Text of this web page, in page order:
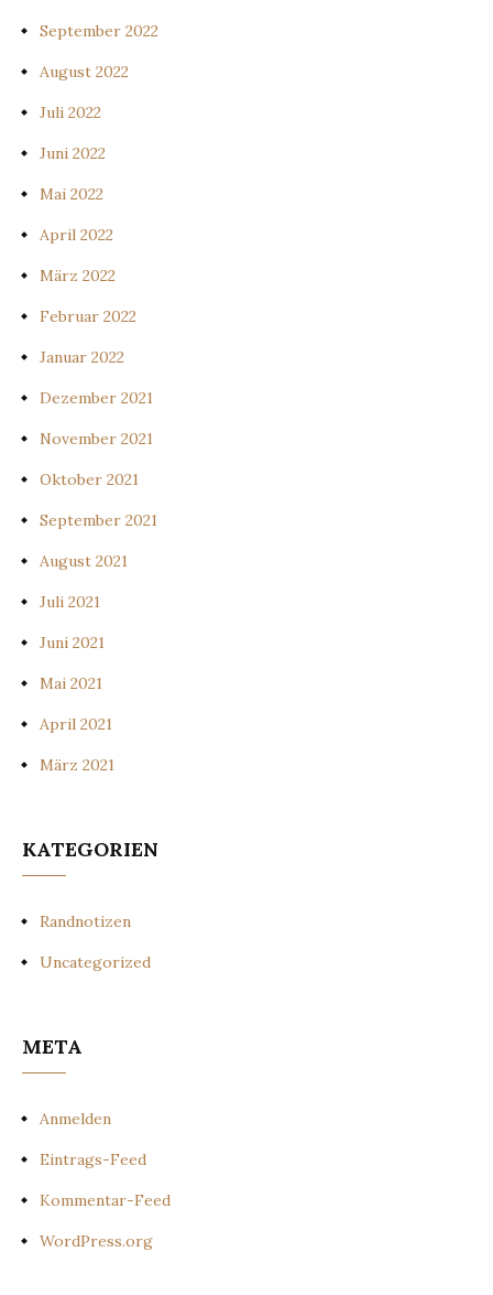
September 2022
August 2022
Juli 2022
Juni 2022
Mai 2022
April 2022
März 2022
Februar 2022
Januar 2022
Dezember 2021
November 2021
Oktober 2021
September 2021
August 2021
Juli 2021
Juni 2021
Mai 2021
April 2021
März 2021
KATEGORIEN
Randnotizen
Uncategorized
META
Anmelden
Eintrags-Feed
Kommentar-Feed
WordPress.org